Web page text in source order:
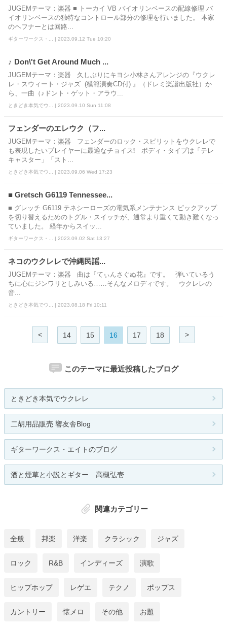
JUGEMテーマ：楽器 ■ トーカイ VB バイオリンベースの配線修理 バ
イオリンベースの独特なコントロール部分の修理を行いました。 本家
のヘフナーとは回路...
ギターワークス・... | 2023.09.12 Tue 10:20
♪ Don\'t Get Around Much ...
JUGEMテーマ：楽器 久しぶりにキヨシ小林さんアレンジの『ウクレ
レ・スウィート・ジャズ (模範演奏CD付) 』（ドレミ楽譜出版社）か
ら、一曲（♪ドント・ゲット・アラウ...
ときどき本気でウ... | 2023.09.10 Sun 11:08
フェンダーのエレウク（フ...
JUGEMテーマ：楽器 フェンダーのロック・スピリットをウクレレで
も表現したいプレイヤーに最適なチョイス❕ ボディ・タイプは「テレ
キャスター」「スト...
ときどき本気でウ... | 2023.09.06 Wed 17:23
■ Gretsch G6119 Tennessee...
■ グレッチ G6119 テネシーローズの電気系メンテナンス ピックアップ
を切り替えるためのトグル・スイッチが、通常より重くて動き難くなっ
ていました。 経年からスイッ...
ギターワークス・... | 2023.09.02 Sat 13:27
ネコのウクレレで沖縄民謡...
JUGEMテーマ：楽器 曲は『てぃんさぐぬ花』です。 弾いているう
ちに心にジンワリとしみいる……そんなメロディです。 ウクレレの
音...
ときどき本気でウ... | 2023.08.18 Fri 10:11
< 14 15 16 17 18 >
このテーマに最近投稿したブログ
ときどき本気でウクレレ
二胡用品販売 響友舎Blog
ギターワークス・エイトのブログ
酒と煙草と小説とギター 高槻弘壱
関連カテゴリー
全般 邦楽 洋楽 クラシック ジャズ
ロック R&B インディーズ 演歌
ヒップホップ レゲエ テクノ ポップス
カントリー 懐メロ その他 お題